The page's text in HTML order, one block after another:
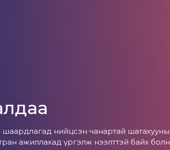
нийцсэн чанартай шатахууны
ажиллахад үргэлж нээлттэй байх